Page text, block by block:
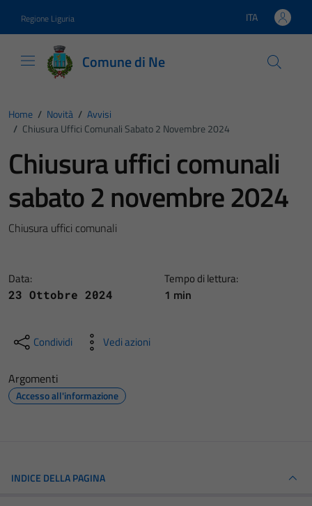
Regione Liguria Lingua attiva:
ITA
Comune di Ne
Home / Novità / Avvisi
/ Chiusura Uffici Comunali Sabato 2 Novembre 2024
Chiusura uffici comunali
sabato 2 novembre 2024
Chiusura uffici comunali
Data:
23 Ottobre 2024
Tempo di lettura:
1 min
Condividi Vedi azioni
Argomenti
Accesso all'informazione
INDICE DELLA PAGINA